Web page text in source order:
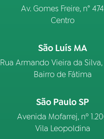
Av. Gomes Freire, n° 474
Centro
São Luís MA
Rua Armando Vieira da Silva,
Bairro de Fátima
São Paulo SP
Avenida Mofarrej, nº
Vila Leopoldina